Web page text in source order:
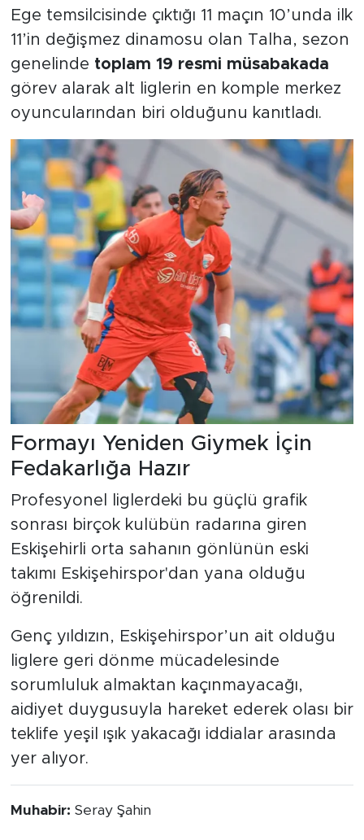
Ege temsilcisinde çıktığı 11 maçın 10’unda ilk
11’in değişmez dinamosu olan Talha, sezon
genelinde toplam 19 resmi müsabakada
görev alarak alt liglerin en komple merkez
oyuncularından biri olduğunu kanıtladı.
Formayı Yeniden Giymek İçin
Fedakarlığa Hazır
Profesyonel liglerdeki bu güçlü grafik
sonrası birçok kulübün radarına giren
Eskişehirli orta sahanın gönlünün eski
takımı Eskişehirspor'dan yana olduğu
öğrenildi.
Genç yıldızın, Eskişehirspor’un ait olduğu
liglere geri dönme mücadelesinde
sorumluluk almaktan kaçınmayacağı,
aidiyet duygusuyla hareket ederek olası bir
teklife yeşil ışık yakacağı iddialar arasında
yer alıyor.
Muhabir: Seray Şahin